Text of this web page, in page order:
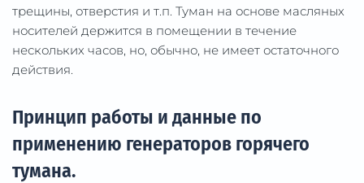
трещины, отверстия и т.п. Туман на основе масляных
носителей держится в помещении в течение
нескольких часов, но, обычно, не имеет остаточного
действия.
Принцип работы и данные по
применению генераторов горячего
тумана.